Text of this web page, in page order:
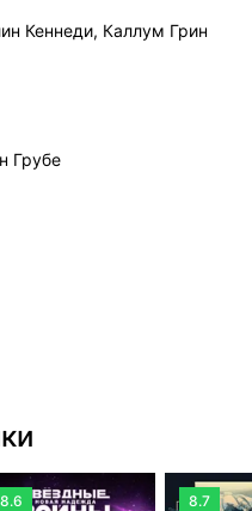
Кеннеди, Каллум Грин
Грубе
8.6 8.7